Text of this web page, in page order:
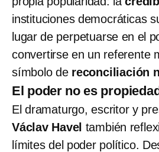
instituciones democráticas
lugar de perpetuarse en el
convertirse en un referente
símbolo de reconciliación
El poder no es
El dramaturgo, escritor y
Václav Havel también
límites del poder político.